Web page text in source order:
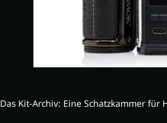
Das Kit-Archiv: Eine Schatzkammer für